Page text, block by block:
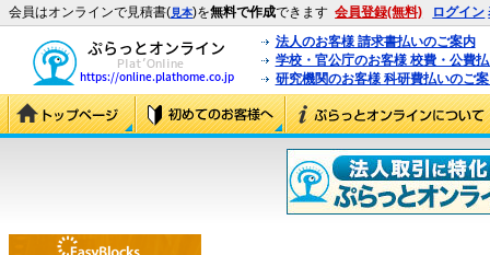
会員はオンラインで見積書(見本)を無料で作成できます 会員登録(無料) ログイン
法人のお客様 請求書払いのご案内
学校・官公庁のお客様 校費・公費
研究機関のお客様 科研費払いのご